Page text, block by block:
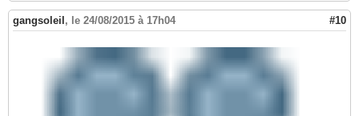
gangsoleil , le 24/08/2015 à 17h04 #10